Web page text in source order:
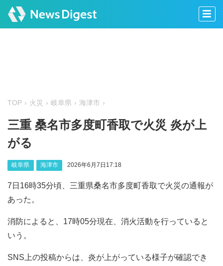
TOP 火災 岐阜県 海津市
三重 桑名市多度町香取で火災 炎が上
がる
岐阜県 海津市 2026年6月7日17:18
7日16時35分頃、三重県桑名市多度町香取で火災の通報が
あった。
消防によると、17時05分現在、消火活動を行っていると
いう。
SNS上の投稿からは、炎が上がっている様子が確認でき